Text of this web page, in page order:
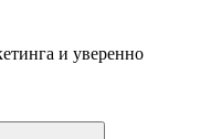
и уверенно